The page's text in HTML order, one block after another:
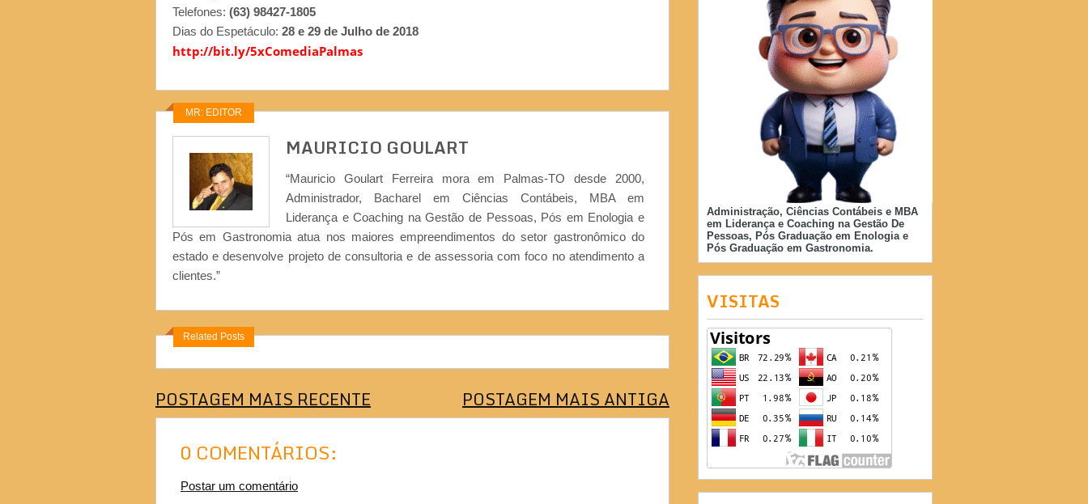
Telefones: (63) 98427-1805
Dias do Espetáculo: 28 e 29 de Julho de 2018
http://bit.ly/5xComediaPalmas
MR: EDITOR
MAURICIO GOULART
“Mauricio Goulart Ferreira mora em Palmas-TO desde 2000,
Administrador, Bacharel em Ciências Contábeis, MBA em
Liderança e Coaching na Gestão de Pessoas, Pós em Enologia e
Pós em Gastronomia atua nos maiores empreendimentos do setor gastronômico do
estado e desenvolve projeto de consultoria e de assessoria com foco no atendimento a
clientes.”
Related Posts
POSTAGEM MAIS RECENTE POSTAGEM MAIS ANTIGA
0 COMENTÁRIOS:
Postar um comentário
Administração, Ciências Contábeis e MBA
em Liderança e Coaching na Gestão De
Pessoas, Pós Graduação em Enologia e
Pós Graduação em Gastronomia.
VISITAS